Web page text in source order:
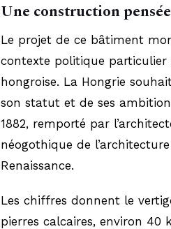
Une construction
Le projet de ce bâtiment
contexte politique
hongroise. La Hongrie
son statut et de ses
1882, remporté par
néogothique de
Renaissance.
Les chiffres donnent le
pierres calcaires, environ 40